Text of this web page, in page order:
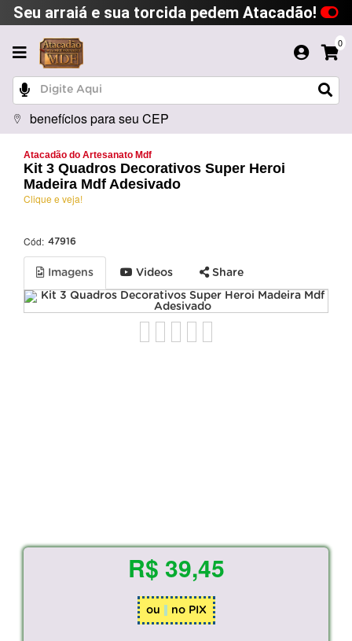
Seu arraiá e sua torcida pedem Atacadão!
0
benefícios para seu CEP
Atacadão do Artesanato Mdf
Kit 3 Quadros Decorativos Super Heroi
Madeira Mdf Adesivado
Clique e veja!
Cód: 47916
Imagens Videos Share
R$ 39,45
ou no PIX